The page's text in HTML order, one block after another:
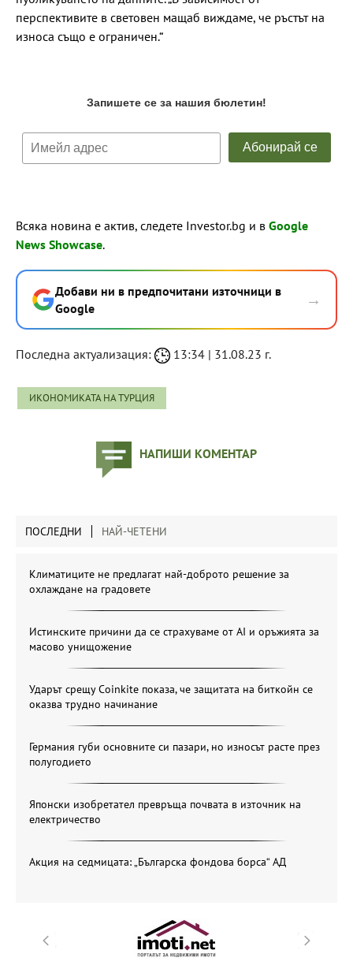
перспективите в световен мащаб виждаме, че ръстът на
износа също е ограничен.“
Всяка новина е актив, следете Investor.bg и в Google
News Showcase.
Добави ни в предпочитани източници в
Google
→
Последна актуализация: 13:34 | 31.08.23 г.
ИКОНОМИКАТА НА ТУРЦИЯ
НАПИШИ КОМЕНТАР
ПОСЛЕДНИ НАЙ-ЧЕТЕНИ
Климатиците не предлагат най-доброто решение за
охлаждане на градовете
Истинските причини да се страхуваме от AI и оръжията за
масово унищожение
Ударът срещу Coinkite показа, че защитата на биткойн се
оказва трудно начинание
Германия губи основните си пазари, но износът расте през
полугодието
Японски изобретател превръща почвата в източник на
електричество
Акция на седмицата: „Българска фондова борса“ АД